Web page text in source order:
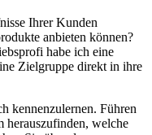
‌Ihrer Kunden
anbieten können?
habe ich ‍eine
Zielgruppe direkt ‍in ihre
⁢kennenzulernen. Führen‌
herauszufinden, ‍welche